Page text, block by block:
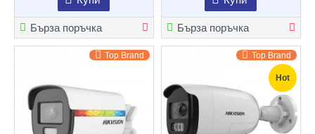
Бърза поръчка Бърза поръчка
Top Brand
Hot
Top Brand